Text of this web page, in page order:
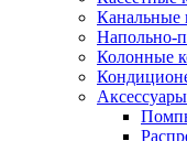
Канальные
Напольно-
Колонные